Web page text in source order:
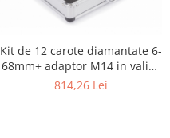
Kit de 12 carote diamantate 6-
68mm+ adaptor M14 in valiza
de aluminiu
814,26 Lei